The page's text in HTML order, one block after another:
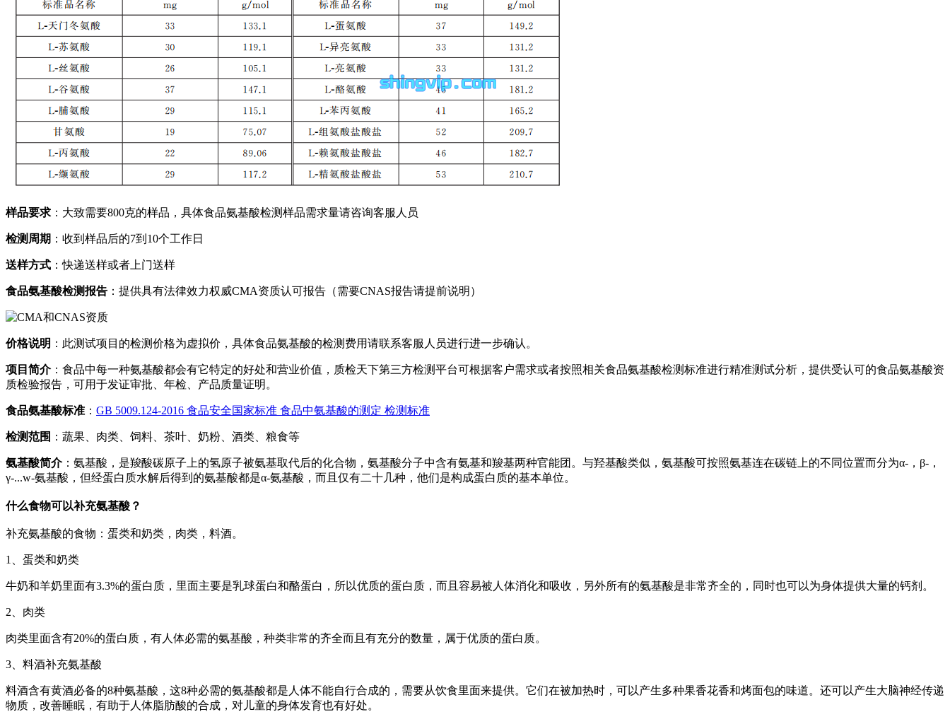
样品要求 ：大致需要800克的样品，具体食品氨基酸检测样品需求量请咨询客服人员
检测周期 ：收到样品后的7到10个工作日
送样方式 ：快递送样或者上门送样
食品氨基酸检测报告 ：提供具有法律效力权威CMA资质认可报告（需要CNAS报告请提前说明）
价格说明 ：此测试项目的检测价格为虚拟价，具体食品氨基酸的检测费用请联系客服人员进行进一步确认。
项目简介：食品中每一种氨基酸都会有它特定的好处和营业价值，质检天下第三方检测平台可根据客户需求或者按照相关食品氨基酸检测标准进行精准测试分析，提供受认可的食品氨基酸资
质检验报告，可用于发证审批、年检、产品质量证明。
食品氨基酸标准 ： GB 5009.124-2016 食品安全国家标准 食品中氨基酸的测定 检测标准
检测范围 ：蔬果、肉类、饲料、茶叶、奶粉、酒类、粮食等
氨基酸简介：氨基酸，是羧酸碳原子上的氢原子被氨基取代后的化合物，氨基酸分子中含有氨基和羧基两种官能团。与羟基酸类似，氨基酸可按照氨基连在碳链上的不同位置而分为α-，β-，
γ-...w-氨基酸，但经蛋白质水解后得到的氨基酸都是α-氨基酸，而且仅有二十几种，他们是构成蛋白质的基本单位。
什么食物可以补充氨基酸？
补充氨基酸的食物：蛋类和奶类，肉类，料酒。
1、蛋类和奶类
牛奶和羊奶里面有3.3%的蛋白质，里面主要是乳球蛋白和酪蛋白，所以优质的蛋白质，而且容易被人体消化和吸收，另外所有的氨基酸是非常齐全的，同时也可以为身体提供大量的钙剂。
2、肉类
肉类里面含有20%的蛋白质，有人体必需的氨基酸，种类非常的齐全而且有充分的数量，属于优质的蛋白质。
3、料酒补充氨基酸
料酒含有黄酒必备的8种氨基酸，这8种必需的氨基酸都是人体不能自行合成的，需要从饮食里面来提供。它们在被加热时，可以产生多种果香花香和烤面包的味道。还可以产生大脑神经传递
物质，改善睡眠，有助于人体脂肪酸的合成，对儿童的身体发育也有好处。